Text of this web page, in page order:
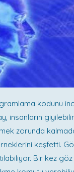
kodunu
insanların
zorunda
keşfetti.
Bir kez göz